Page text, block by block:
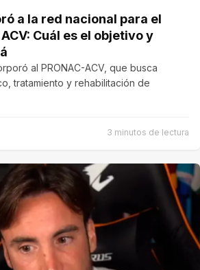
a la red nacional para el
Cuál es el objetivo y
al PRONAC-ACV, que busca
tratamiento y rehabilitación de
3 minutos de lectura